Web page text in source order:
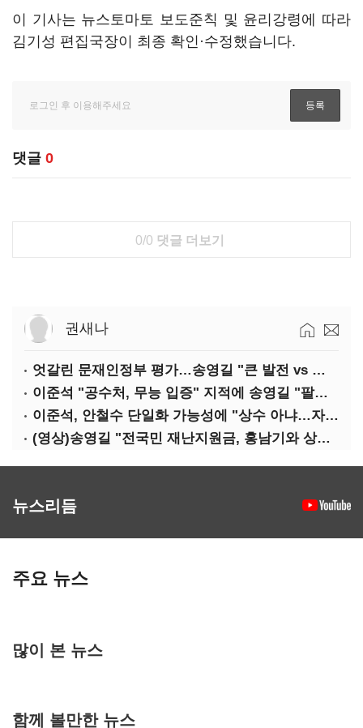
이 기사는 뉴스토마토 보도준칙 및 윤리강령에 따라
김기성 편집국장이 최종 확인·수정했습니다.
댓글 0
0/0 댓글 더보기
권새나
엇갈린 문재인정부 평가…송영길 "큰 발전 vs 이준석 "기본 점수"
이준석 "공수처, 무능 입증" 지적에 송영길 "팔다리 자른 게 국민의힘"
이준석, 안철수 단일화 가능성에 "상수 아냐…자의식 과잉"
(영상)송영길 "전국민 재난지원금, 홍남기와 상의·이재명 뜻 존중"
뉴스리듬
주요 뉴스
많이 본 뉴스
함께 볼만한 뉴스